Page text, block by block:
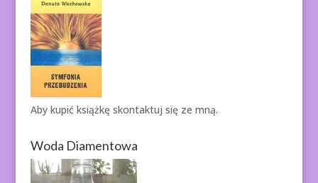
Aby kupić książkę skontaktuj się ze mną.
Woda Diamentowa